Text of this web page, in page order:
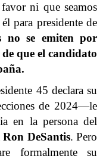
ni que seamos
para presidente de
no se emiten por
que el candidato
45 declara su
de 2024—le
en la persona del
Ron DeSantis. Pero
formalmente su